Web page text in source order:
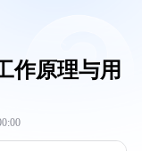
作原理与用